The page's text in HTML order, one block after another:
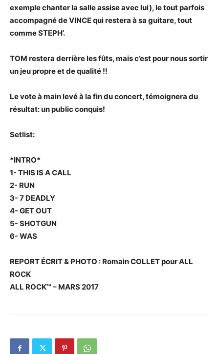
exemple chanter la salle assise avec lui), le tout parfois
accompagné de VINCE qui restera à sa guitare, tout
comme STEPH’.
TOM restera derrière les fûts, mais c’est pour nous sortir
un jeu propre et de qualité !!
Le vote à main levé à la fin du concert, témoignera du
résultat: un public conquis!
Setlist:
*INTRO*
1- THIS IS A CALL
2- RUN
3- 7 DEADLY
4- GET OUT
5- SHOTGUN
6- WAS
REPORT ÉCRIT & PHOTO : Romain COLLET pour ALL
ROCK
ALL ROCK™ – MARS 2017